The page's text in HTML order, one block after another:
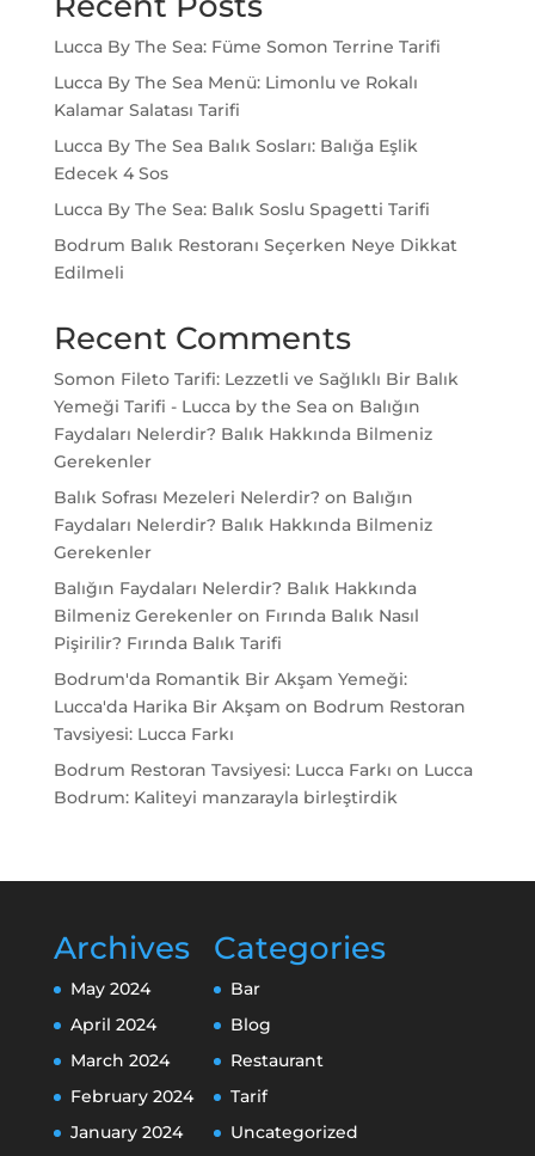
Lucca By The Sea: Füme Somon Terrine Tarifi
Lucca By The Sea Menü: Limonlu ve Rokalı
Kalamar Salatası Tarifi
Lucca By The Sea Balık Sosları: Balığa Eşlik
Edecek 4 Sos
Lucca By The Sea: Balık Soslu Spagetti Tarifi
Bodrum Balık Restoranı Seçerken Neye Dikkat
Edilmeli
Recent Comments
Somon Fileto Tarifi: Lezzetli ve Sağlıklı Bir Balık
Yemeği Tarifi - Lucca by the Seaon Balığın
Faydaları Nelerdir? Balık Hakkında Bilmeniz
Gerekenler
Balık Sofrası Mezeleri Nelerdir? on Balığın
Faydaları Nelerdir? Balık Hakkında Bilmeniz
Gerekenler
Balığın Faydaları Nelerdir? Balık Hakkında
Bilmeniz Gerekenleron Fırında Balık Nasıl
Pişirilir? Fırında Balık Tarifi
Bodrum'da Romantik Bir Akşam Yemeği:
Lucca'da Harika Bir Akşam on Bodrum Restoran
Tavsiyesi: Lucca Farkı
Bodrum Restoran Tavsiyesi: Lucca Farkı on Lucca
Bodrum: Kaliteyi manzarayla birleştirdik
Archives
May 2024
April 2024
March 2024
February 2024
January 2024
Categories
Bar
Blog
Restaurant
Tarif
Uncategorized